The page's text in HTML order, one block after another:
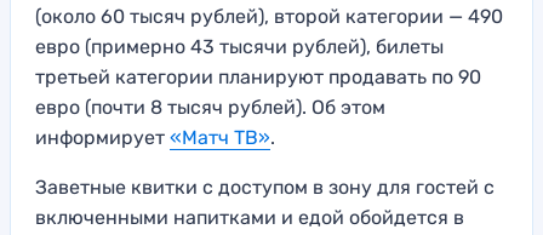
(около 60 тысяч рублей), второй категории — 490
евро (примерно 43 тысячи рублей), билеты
третьей категории планируют продавать по 90
евро (почти 8 тысяч рублей). Об этом
информирует «Матч ТВ».
Заветные квитки с доступом в зону для гостей с
включенными напитками и едой обойдется в